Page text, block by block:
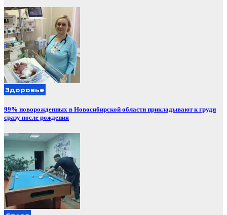
Здоровье
99% новорожденных в Новосибирской области прикладывают к груди
сразу после рождения